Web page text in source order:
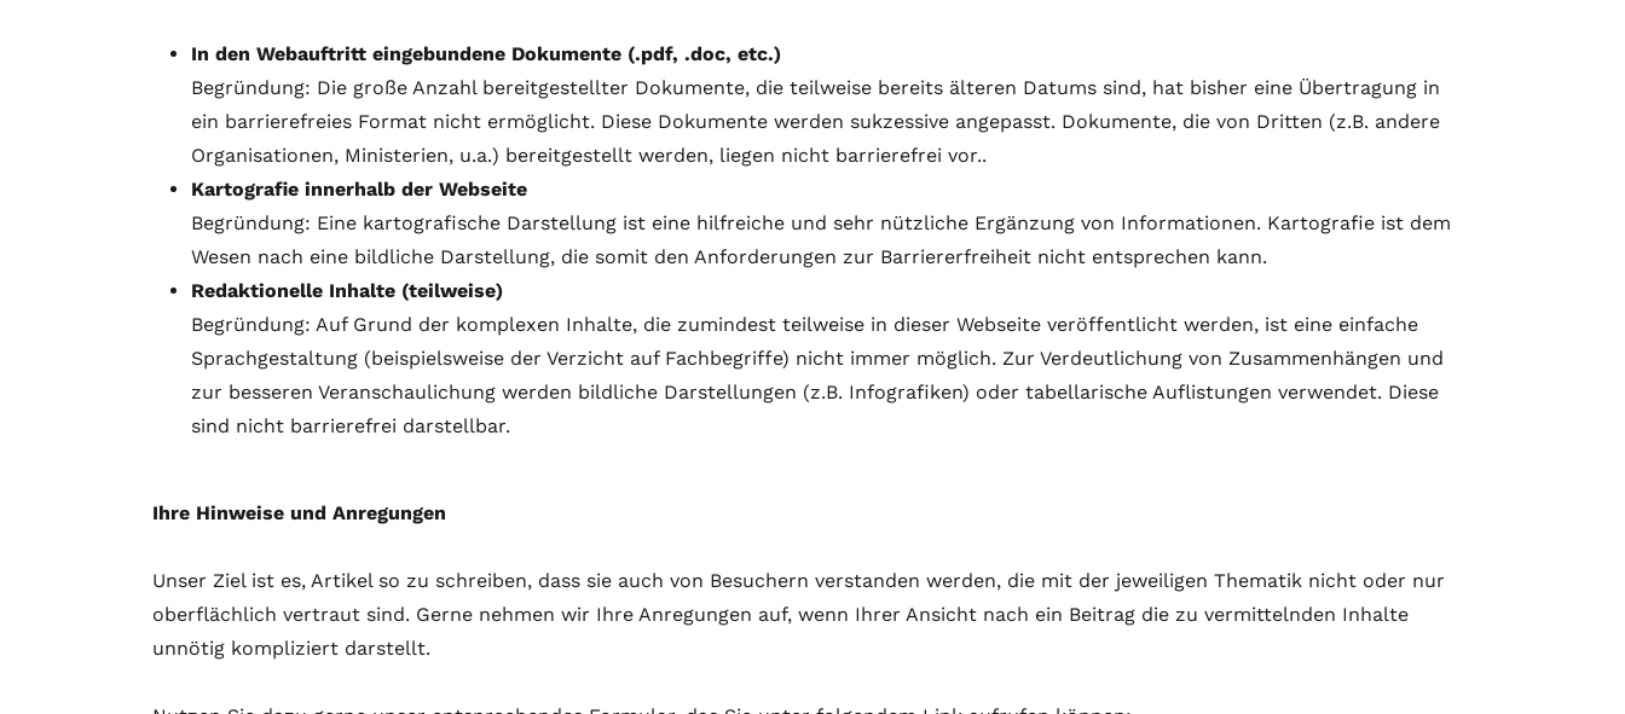
In den Webauftritt eingebundene Dokumente (.pdf, .doc, etc.)
Begründung: Die große Anzahl bereitgestellter Dokumente, die teilweise bereits älteren Datums sind, hat bisher eine Übertragung in
ein barrierefreies Format nicht ermöglicht. Diese Dokumente werden sukzessive angepasst. Dokumente, die von Dritten (z.B. andere
Organisationen, Ministerien, u.a.) bereitgestellt werden, liegen nicht barrierefrei vor..
Kartografie innerhalb der Webseite
Begründung: Eine kartografische Darstellung ist eine hilfreiche und sehr nützliche Ergänzung von Informationen. Kartografie ist dem
Wesen nach eine bildliche Darstellung, die somit den Anforderungen zur Barriererfreiheit nicht entsprechen kann.
Redaktionelle Inhalte (teilweise)
Begründung: Auf Grund der komplexen Inhalte, die zumindest teilweise in dieser Webseite veröffentlicht werden, ist eine einfache
Sprachgestaltung (beispielsweise der Verzicht auf Fachbegriffe) nicht immer möglich. Zur Verdeutlichung von Zusammenhängen und
zur besseren Veranschaulichung werden bildliche Darstellungen (z.B. Infografiken) oder tabellarische Auflistungen verwendet. Diese
sind nicht barrierefrei darstellbar.
Ihre Hinweise und Anregungen
Unser Ziel ist es, Artikel so zu schreiben, dass sie auch von Besuchern verstanden werden, die mit der jeweiligen Thematik nicht oder nur
oberflächlich vertraut sind. Gerne nehmen wir Ihre Anregungen auf, wenn Ihrer Ansicht nach ein Beitrag die zu vermittelnden Inhalte
unnötig kompliziert darstellt.